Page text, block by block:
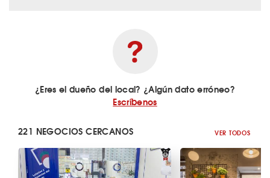
¿Eres el dueño del local? ¿Algún dato erróneo?
Escríbenos
221 NEGOCIOS CERCANOS VER TODOS